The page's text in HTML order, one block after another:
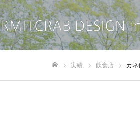
実績 飲食店 カネ